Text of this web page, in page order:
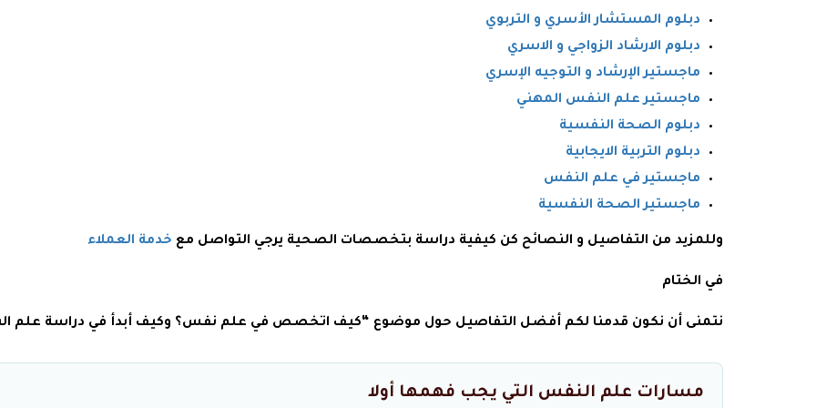
دبلوم المستشار الأسري و التربوي
دبلوم الارشاد الزواجي و الاسري
ماجستير الإرشاد و التوجيه الإسري
ماجستير علم النفس المهني
دبلوم الصحة النفسية
دبلوم التربية الايجابية
ماجستير في علم النفس
ماجستير الصحة النفسية
وللمزيد من التفاصيل و النصائح كن كيفية دراسة بتخصصات الصحية يرجي التواصل مع خدمة العملاء
في الختام
نتمنى أن نكون قدمنا لكم أفضل التفاصيل حول موضوع “كيف اتخصص في علم نفس؟ وكيف أبدأ في دراسة علم
مسارات علم النفس التي يجب فهمها أولا